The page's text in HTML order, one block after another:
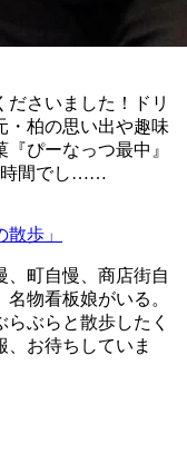
さいました！ドリ
・柏の思い出や趣味
ぴーなっつ最中』
時間でし……
歩」
、町自慢、商店街自
物看板娘がいる。
ぶらと散歩したく
、お待ちしていま